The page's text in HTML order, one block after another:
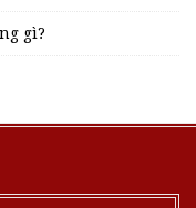
gì?